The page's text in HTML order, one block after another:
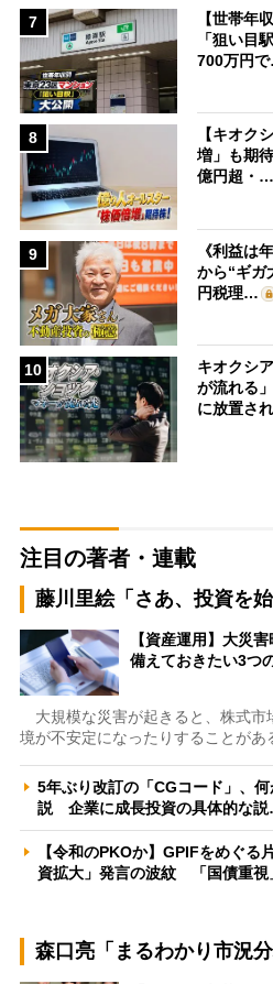
7
【世帯年
「狙い目
700万円
8
【キオク
増」も期
億円超・…
9
《利益は
から“ギガ
円税理…
10
キオクシ
が流れる
に放置さ
注目の著者・連載
藤川里絵「さあ、投資を始
【資産運用】大災
備えておきたい3つ
大規模な災害が起きると、株式市
境が不安定になったりすることがあ
5年ぶり改訂の「CGコード」、
説 企業に成長投資の具体的な
【令和のPKOか】GPIFをめぐる
資拡大」発言の波紋 「国債重
森口亮「まるわかり市況分